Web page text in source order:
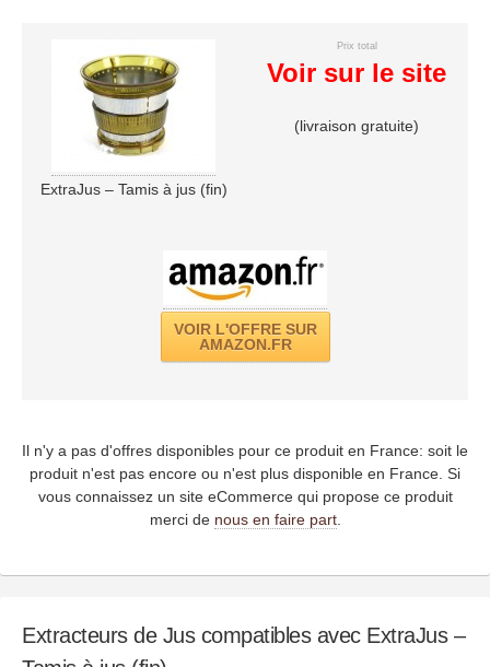
ExtraJus – Tamis à jus (fin)
Prix total
Voir sur le site
(livraison gratuite)
VOIR L'OFFRE SUR
AMAZON.FR
Il n'y a pas d'offres disponibles pour ce produit en France: soit le
produit n'est pas encore ou n'est plus disponible en France. Si
vous connaissez un site eCommerce qui propose ce produit
merci de nous en faire part.
Extracteurs de Jus compatibles avec ExtraJus –